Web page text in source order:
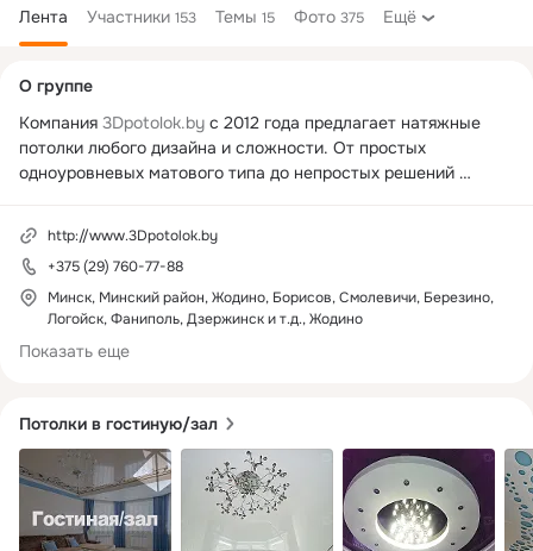
Лента Участники 153 Темы 15 Фото 375 Ещё
Потолки в гостиную/зал
колонка
О группе
Компания 3Dpotolok.by с 2012 года предлагает натяжные
потолки любого дизайна и сложности. От простых
одноуровневых матового типа до непростых решений
каркасами: качественно, быстро и надежно 👍🏻.
#3Dpotolokby до начала официальной деятельности, прежде
всего, тщательно изучал и использовал данный продукт,
чтобы передать его Вам - дорогим клиентам и, как
следствие, получить большой опыт. Наша история позволяет
специалистам!
ПРИ НАЛИЧИИ БУКЛЕТА С ВЫПОЛНЕННЫМ ЗАДАНИЕМ +
ПОДПИСЧИКАМ ГРУППЫ СКИДКА 7%. ЗАМЕР БЕСПЛАТНО
http://www.3Dpotolok.by
+375 (29) 760-77-88
Минск, Минский район, Жодино, Борисов, Смолевичи, Березино,
Логойск, Фаниполь, Дзержинск и т.д., Жодино
Показать еще